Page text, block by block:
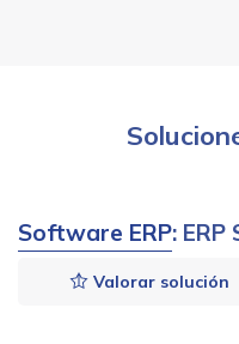
Software ERP: ERP
Valorar solución